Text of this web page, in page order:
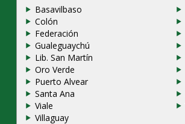
Basavilbaso
Colón
Federación
Gualeguaychú
Lib. San Martín
Oro Verde
Puerto Alvear
Santa Ana
Viale
Villaguay